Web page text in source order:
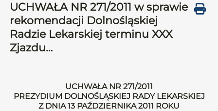
UCHWAŁA NR 271/2011 w sprawie
rekomendacji Dolnośląskiej
Radzie Lekarskiej terminu XXX
Zjazdu…
UCHWAŁA NR 271/2011
PREZYDIUM DOLNOŚLĄSKIEJ RADY LEKARSKIEJ
Z DNIA 13 PAŹDZIERNIKA 2011 ROKU